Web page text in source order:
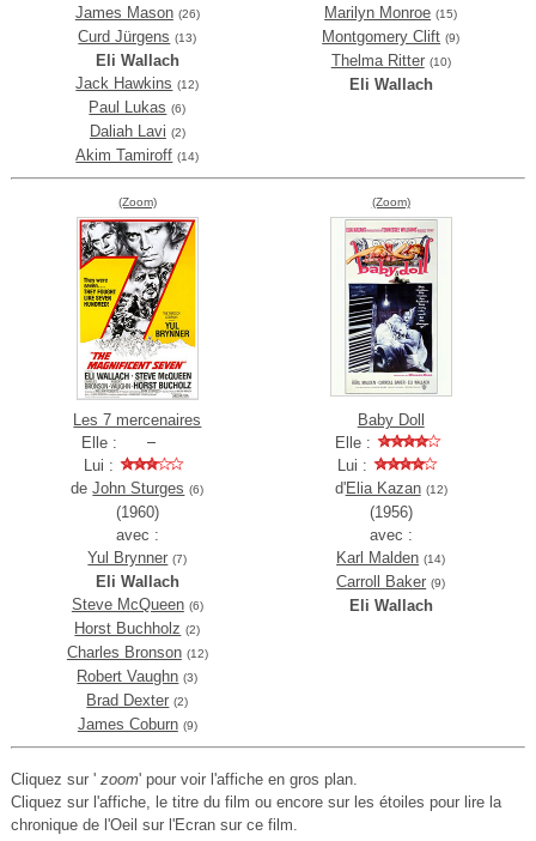
James Mason (26)
Curd Jürgens (13)
Eli Wallach
Jack Hawkins (12)
Paul Lukas (6)
Daliah Lavi (2)
Akim Tamiroff (14)
Marilyn Monroe (15)
Montgomery Clift (9)
Thelma Ritter (10)
Eli Wallach
(Zoom)
Les 7 mercenaires
Elle :
Lui :
deJohn Sturges (6)
(1960)
avec :
Yul Brynner (7)
Eli Wallach
Steve McQueen (6)
Horst Buchholz (2)
Charles Bronson (12)
Robert Vaughn (3)
Brad Dexter (2)
James Coburn (9)
(Zoom)
Baby Doll
Elle :
Lui :
d'Elia Kazan (12)
(1956)
avec :
Karl Malden (14)
Carroll Baker (9)
Eli Wallach
Cliquez sur ' zoom' pour voir l'affiche en gros plan.
Cliquez sur l'affiche, le titre du film ou encore sur les étoiles pour lire la
chronique de l'Oeil sur l'Ecran sur ce film.